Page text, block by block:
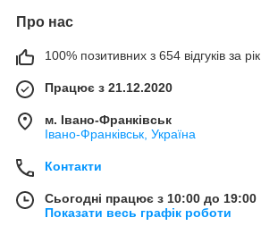
Про нас
100% позитивних з 654 відгуків за рік
Працює з 21.12.2020
м. Івано-Франківськ
Івано-Франківськ, Україна
Контакти
Сьогодні працює з 10:00 до 19:00
Показати весь графік роботи